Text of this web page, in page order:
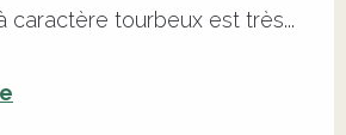
caractère tourbeux est très...